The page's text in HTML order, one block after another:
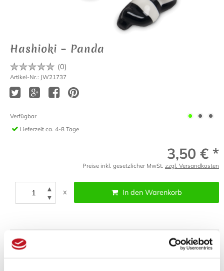
Hashioki – Panda
(0)
Artikel-Nr.: JW21737
Verfügbar
Lieferzeit ca. 4-8 Tage
3,50 € *
Preise inkl. gesetzlicher MwSt. zzgl. Versandkosten
▲
▼
x In den Warenkorb
Fragen zum Artikel?